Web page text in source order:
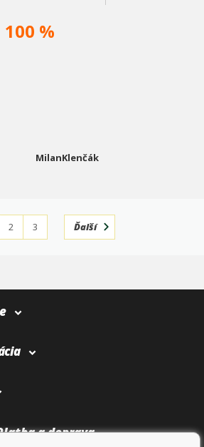
100 %
MilanKlenčák
2
3
Ďalší
a doprava